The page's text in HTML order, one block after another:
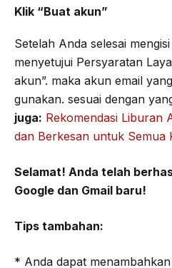
Klik “Buat akun”
Setelah Anda selesai
menyetujui Persyaratan
akun”. maka akun email
gunakan. sesuai dengan
juga: Rekomendasi Liburan
dan Berkesan untuk Semua
Selamat! Anda telah
Google dan Gmail baru!
Tips tambahan:
* Anda dapat